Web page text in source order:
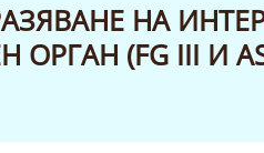
НА
(FG III И